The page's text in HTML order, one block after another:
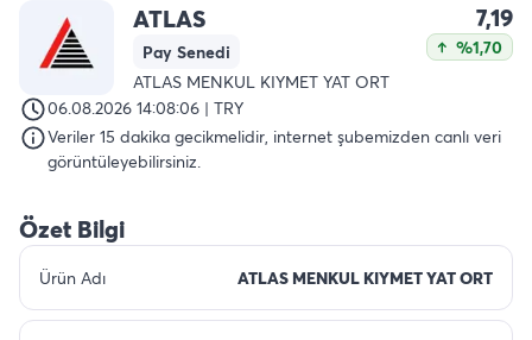
ATLAS
Pay Senedi
ATLAS MENKUL KIYMET YAT ORT
7,19
%1,70
06.08.2026 14:08:06 | TRY
Veriler 15 dakika gecikmelidir, internet şubemizden canlı veri
görüntüleyebilirsiniz.
Özet Bilgi
Ürün Adı ATLAS MENKUL KIYMET YAT ORT